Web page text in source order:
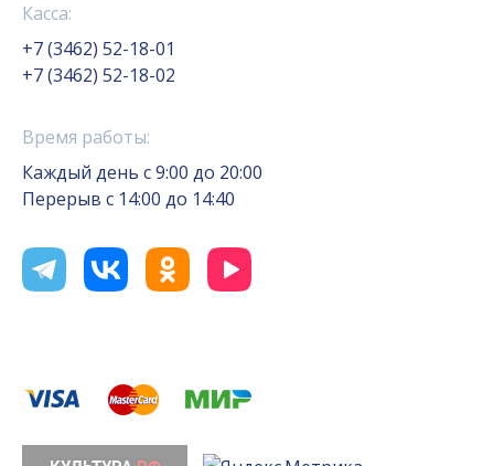
Касса:
+7 (3462) 52-18-01
+7 (3462) 52-18-02
Время работы:
Каждый день с 9:00 до 20:00
Перерыв с 14:00 до 14:40